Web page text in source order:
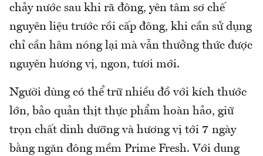
chảy nước sau khi rã đông, yên tâm sơ chế
nguyên liệu trước rồi cấp đông, khi cần sử dụng
chỉ cần hâm nóng lại mà vẫn thưởng thức được
nguyên hương vị, ngon, tươi mới.
Người dùng có thể trữ nhiều đồ với kích thước
lớn, bảo quản thịt thực phẩm hoàn hảo, giữ
trọn chất dinh dưỡng và hương vị tới 7 ngày
bằng ngăn đông mềm Prime Fresh. Với dung